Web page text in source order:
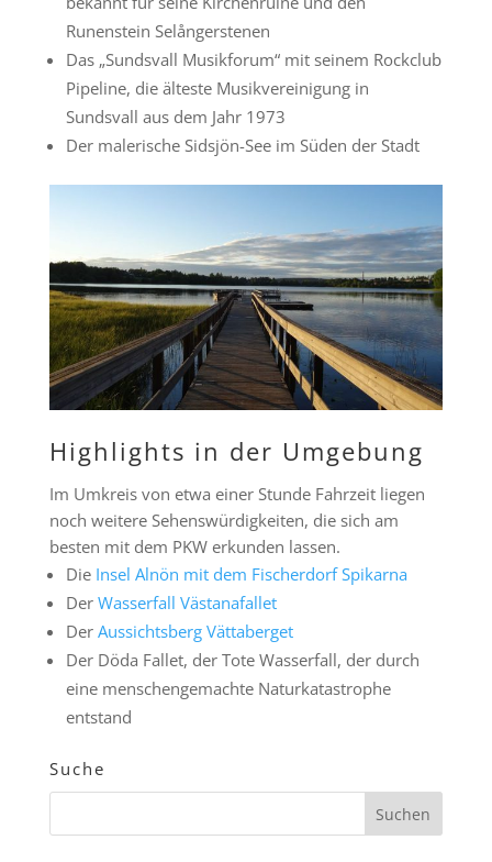
Runenstein Selångerstenen
Das „Sundsvall Musikforum“ mit seinem Rockclub
Pipeline, die älteste Musikvereinigung in
Sundsvall aus dem Jahr 1973
Der malerische Sidsjön-See im Süden der Stadt
Highlights in der Umgebung
Im Umkreis von etwa einer Stunde Fahrzeit liegen
noch weitere Sehenswürdigkeiten, die sich am
besten mit dem PKW erkunden lassen.
Die Insel Alnön mit dem Fischerdorf Spikarna
Der Wasserfall Västanafallet
Der Aussichtsberg Vättaberget
Der Döda Fallet, der Tote Wasserfall, der durch
eine menschengemachte Naturkatastrophe
entstand
Suche